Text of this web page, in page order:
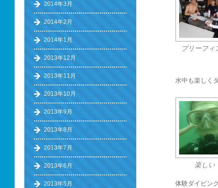
ブリーフィ
水中も楽しく
楽しい
体験ダイビン
2014年3月
2014年2月
2014年1月
2013年12月
2013年11月
2013年10月
2013年9月
2013年8月
2013年7月
2013年6月
2013年5月